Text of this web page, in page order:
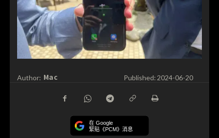
Author: Mac Published: 2024-06-20
在 Google
緊貼《PCM》消息